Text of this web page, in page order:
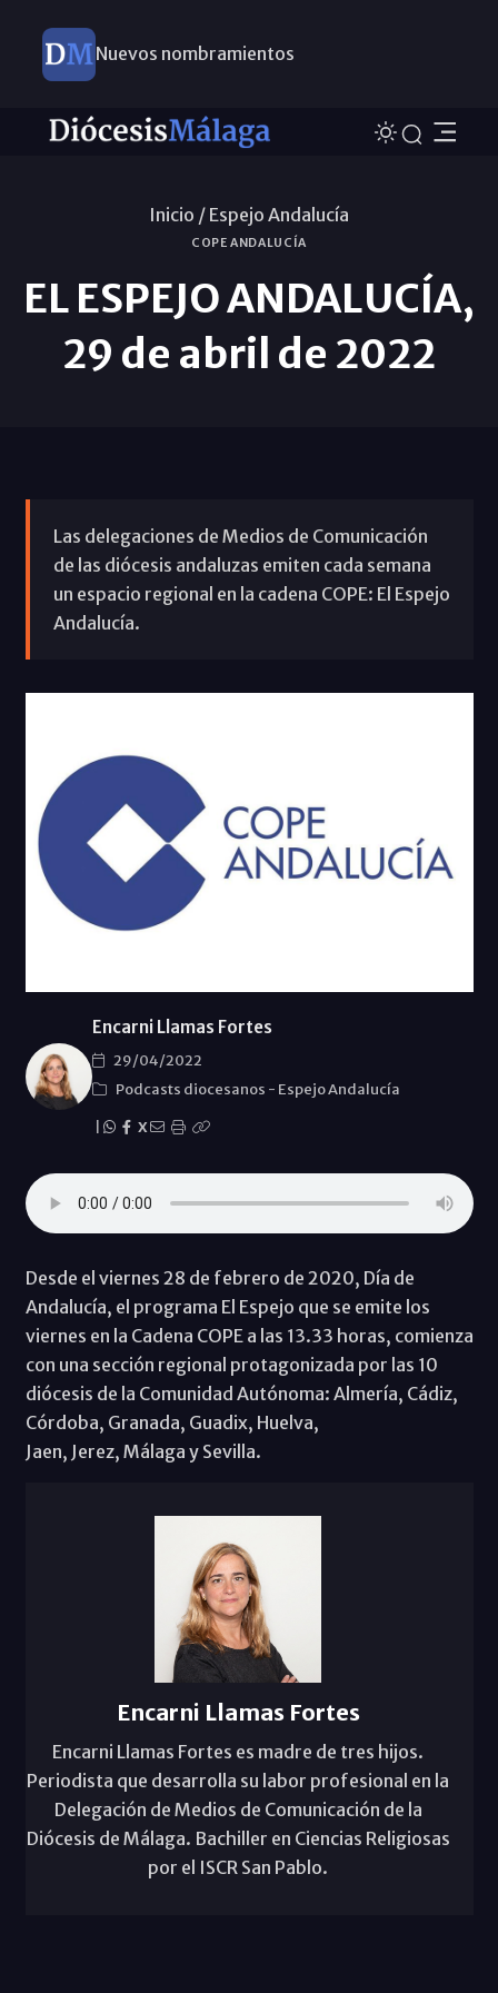
Nuevos nombramientos
Inicio / Espejo Andalucía
COPE ANDALUCÍA
EL ESPEJO ANDALUCÍA,
29 de abril de 2022
Las delegaciones de Medios de Comunicación
de las diócesis andaluzas emiten cada semana
un espacio regional en la cadena COPE: El Espejo
Andalucía.
Encarni Llamas Fortes
29/04/2022
Podcasts diocesanos - Espejo Andalucía
X
Desde el viernes 28 de febrero de 2020, Día de
Andalucía, el programa El Espejo que se emite los
viernes en la Cadena COPE a las 13.33 horas, comienza
con una sección regional protagonizada por las 10
diócesis de la Comunidad Autónoma: Almería, Cádiz,
Córdoba, Granada, Guadix, Huelva,
Jaen, Jerez, Málaga y Sevilla.
Encarni Llamas Fortes
Encarni Llamas Fortes es madre de tres hijos.
Periodista que desarrolla su labor profesional en la
Delegación de Medios de Comunicación de la
Diócesis de Málaga. Bachiller en Ciencias Religiosas
por el ISCR San Pablo.